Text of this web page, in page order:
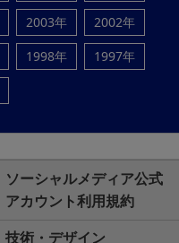
2003年
2002年
1998年
1997年
ソーシャルメディア公式
アカウント利用規約
技術・デザイン